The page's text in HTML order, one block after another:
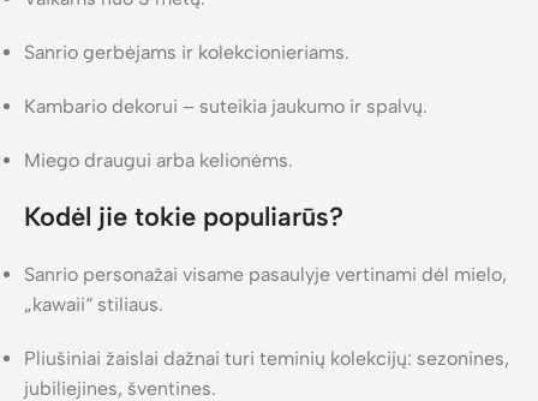
Sanrio gerbėjams ir kolekcionieriams.
Kambario dekorui – suteikia jaukumo ir spalvų.
Miego draugui arba kelionėms.
Kodėl jie tokie populiarūs?
Sanrio personažai visame pasaulyje vertinami dėl mielo,
„kawaii“ stiliaus.
Pliušiniai žaislai dažnai turi teminių kolekcijų: sezonines,
jubiliejines, šventines.